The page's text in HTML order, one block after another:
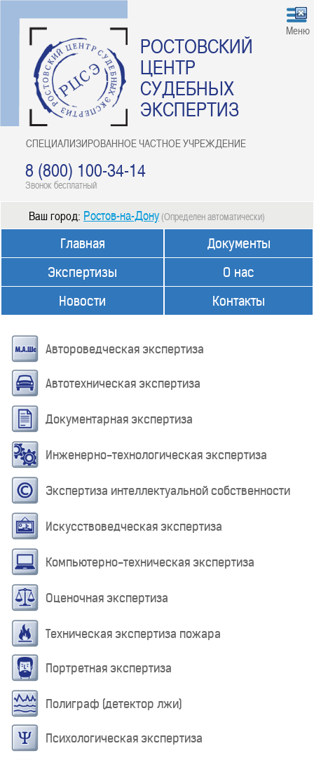
РОСТОВСКИЙ
ЦЕНТР
СУДЕБНЫХ
ЭКСПЕРТИЗ
СПЕЦИАЛИЗИРОВАННОЕ ЧАСТНОЕ УЧРЕЖДЕНИЕ
8 (800) 100-34-14
Звонок бесплатный
Меню
Ваш город: Ростов-на-Дону (Определен автоматически)
Главная
Экспертизы
Новости
Документы
О нас
Контакты
Автороведческая экспертиза
Автотехническая экспертиза
Документарная экспертиза
Инженерно-технологическая экспертиза
Экспертиза интеллектуальной собственности
Искусствоведческая экспертиза
Компьютерно-техническая экспертиза
Оценочная экспертиза
Техническая экспертиза пожара
Портретная экспертиза
Полиграф (детектор лжи)
Психологическая экспертиза